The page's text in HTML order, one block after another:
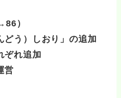
）
どう）しおり」の追加
ぞれ追加
営